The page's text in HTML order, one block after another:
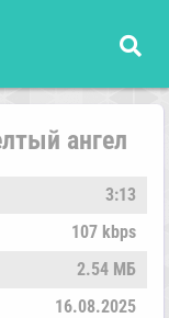
ангел
3:13
107 kbps
2.54 МБ
16.08.2025